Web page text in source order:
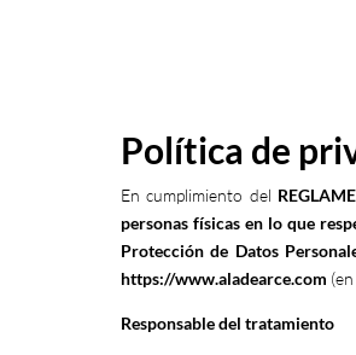
Política de
En cumplimiento del
personas físicas en lo que
Protección de Datos
https://www.aladearce.com
Responsable del tratamiento